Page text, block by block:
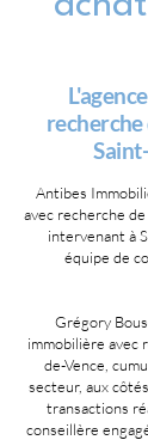
Antibes
avec recherche
intervenant à
équipe de
Grégory
immobilière avec
de-Vence,
secteur, aux
transactions
conseillère